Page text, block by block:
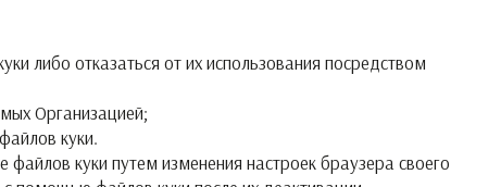
либо отказаться от их использования посредством
Организацией;
куки.
куки путем изменения настроек браузера своего